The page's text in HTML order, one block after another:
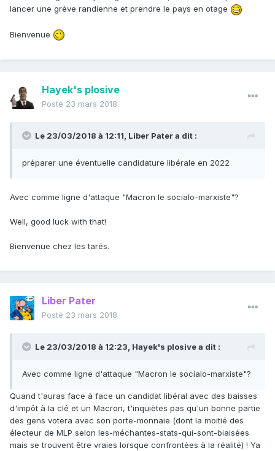
lancer une grève randienne et prendre le pays en otage
Bienvenue
Hayek's plosive
Posté 23 mars 2018
Le 23/03/2018 à 12:11, Liber Patera dit :
préparer une éventuelle candidature libérale en 2022
Avec comme ligne d'attaque "Macron le socialo-marxiste"?
Well, good luck with that!
Bienvenue chez les tarés.
Liber Pater
Posté 23 mars 2018
Le 23/03/2018 à 12:23, Hayek's plosivea dit :
Avec comme ligne d'attaque "Macron le socialo-marxiste"?
Quand t'auras face à face un candidat libéral avec des baisses
d'impôt à la clé et un Macron, t'inquiètes pas qu'un bonne partie
des gens votera avec son porte-monnaie (dont la moitié des
électeur de MLP selon les-méchantes-stats-qui-sont-biaisées
mais se trouvent être vraies lorsque confrontées à la réalité) ! Ya